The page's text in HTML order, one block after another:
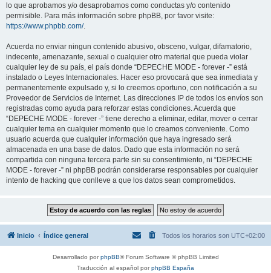
lo que aprobamos y/o desaprobamos como conductas y/o contenido
permisible. Para más información sobre phpBB, por favor visite:
https://www.phpbb.com/.
Acuerda no enviar ningun contenido abusivo, obsceno, vulgar, difamatorio,
indecente, amenazante, sexual o cualquier otro material que pueda violar
cualquier ley de su país, el país donde “DEPECHE MODE - forever -” está
instalado o Leyes Internacionales. Hacer eso provocará que sea inmediata y
permanentemente expulsado y, si lo creemos oportuno, con notificación a su
Proveedor de Servicios de Internet. Las direcciones IP de todos los envíos son
registradas como ayuda para reforzar estas condiciones. Acuerda que
“DEPECHE MODE - forever -” tiene derecho a eliminar, editar, mover o cerrar
cualquier tema en cualquier momento que lo creamos conveniente. Como
usuario acuerda que cualquier información que haya ingresado será
almacenada en una base de datos. Dado que esta información no será
compartida con ninguna tercera parte sin su consentimiento, ni “DEPECHE
MODE - forever -” ni phpBB podrán considerarse responsables por cualquier
intento de hacking que conlleve a que los datos sean comprometidos.
Inicio Índice general Todos los horarios son UTC+02:00
Desarrollado porphpBB® Forum Software © phpBB Limited
Traducción al español porphpBB España